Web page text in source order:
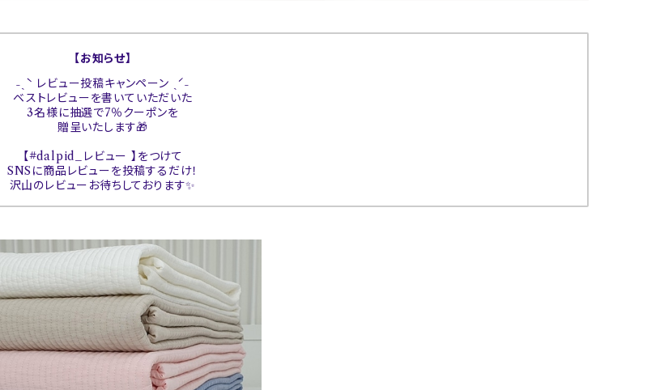
【お知らせ】
˗ˏˋ レビュー投稿キャンペーン ˎˊ˗
ベストレビューを書いていただいた
3名様に抽選で7％クーポンを
贈呈いたします🎁
【#dalpid_レビュー 】をつけて
SNSに商品レビューを投稿するだけ！
沢山のレビューお待ちしております✨
SOLD OUT